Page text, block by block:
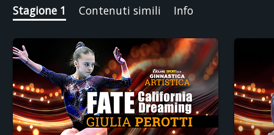
ginnastica diventa una lingua di resistenza: una ricerca di
bellezza dentro la fatica, di equilibrio tra paura e desiderio.
preparano a trasformare il sogno olimpico in realtà, un
esercizio alla volta.
Stagione 1 Contenuti simili Info